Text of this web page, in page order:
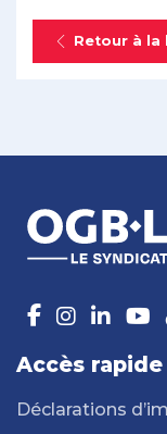
Retour à la
Accès rapide
Déclarations